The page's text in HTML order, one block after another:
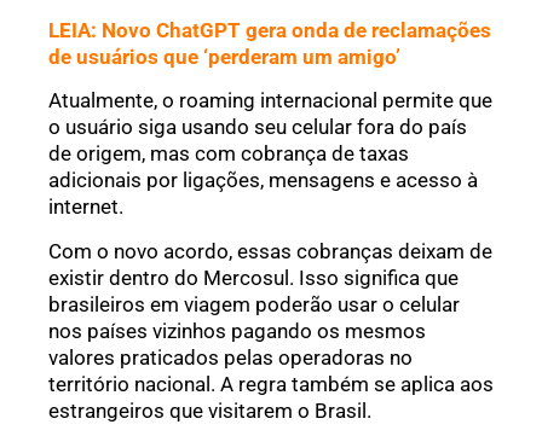
LEIA: Novo ChatGPT gera onda de reclamações
de usuários que ‘perderam um amigo’
Atualmente, o roaming internacional permite que
o usuário siga usando seu celular fora do país
de origem, mas com cobrança de taxas
adicionais por ligações, mensagens e acesso à
internet.
Com o novo acordo, essas cobranças deixam de
existir dentro do Mercosul. Isso significa que
brasileiros em viagem poderão usar o celular
nos países vizinhos pagando os mesmos
valores praticados pelas operadoras no
território nacional. A regra também se aplica aos
estrangeiros que visitarem o Brasil.